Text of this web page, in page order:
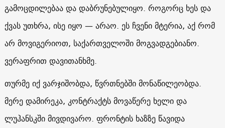
გამოცდილებაა და დაბრუნებულიყო. როგორც ხეს და
ქვას უთხრა, ისე იყო — არაო. ეს ჩვენი მტერია, აქ რომ
არ მოვიგერიოთ, საქართველოში მოგვადგებიანო.
ვერაფრით დავითანხმე.
თურმე იქ ვარჯიშობდა, წვრთნებში მონაწილეობდა.
მერე დამირეკა, კონტრაქტს მოვაწერე ხელი და
ლუჰანსკში მივდივარო. ფრონტის ხაზზე წავიდა